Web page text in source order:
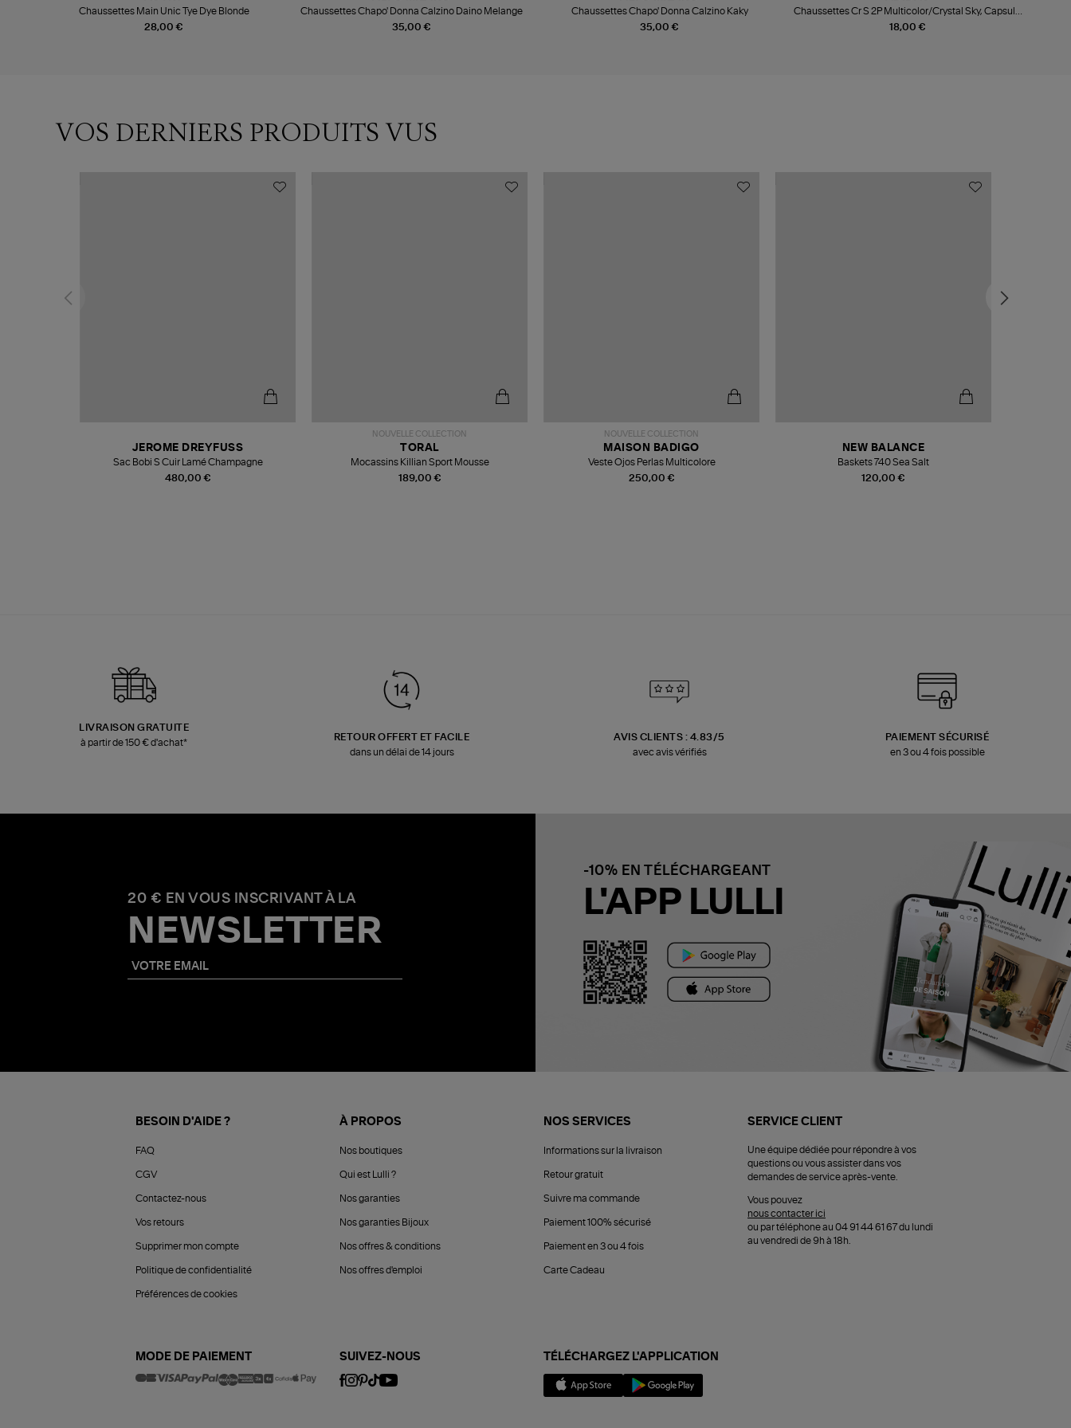
28,00 €
Chaussettes Main Unic Tye Dye Blonde
35,00 €
Chaussettes Chapo' Donna Calzino Daino Melange
35,00 €
Chaussettes Chapo' Donna Calzino Kaky
18,00 €
Chaussettes Cr S 2P Multicolor/Crystal Sky, Capsule
Summer Glow
VOS DERNIERS PRODUITS VUS
480,00 €
JEROME DREYFUSS
Sac Bobi S Cuir Lamé Champagne
NOUVELLE COLLECTION
189,00 €
TORAL
Mocassins Killian Sport Mousse
NOUVELLE COLLECTION
250,00 €
MAISON BADIGO
Veste Ojos Perlas Multicolore
120,00 €
NEW BALANCE
Baskets 740 Sea Salt
LIVRAISON GRATUITE
à partir de 150 € d'achat*
RETOUR OFFERT ET FACILE
dans un délai de 14 jours
AVIS CLIENTS : 4.83/5
avec avis vérifiés
PAIEMENT SÉCURISÉ
en 3 ou 4 fois possible
20 € EN VOUS INSCRIVANT À LA
NEWSLETTER
-10% EN TÉLÉCHARGEANT
L'APP LULLI
BESOIN D'AIDE ?
FAQ
CGV
Contactez-nous
Vos retours
Supprimer mon compte
Politique de confidentialité
Préférences de cookies
À PROPOS
Nos boutiques
Qui est Lulli ?
Nos garanties
Nos garanties Bijoux
Nos offres & conditions
Nos offres d'emploi
NOS SERVICES
Informations sur la livraison
Retour gratuit
Suivre ma commande
Paiement 100% sécurisé
Paiement en 3 ou 4 fois
Carte Cadeau
SERVICE CLIENT
Une équipe dédiée pour répondre à vos
questions ou vous assister dans vos
demandes de service après-vente.
Vous pouvez
nous contacter ici
ou par téléphone au 04 91 44 61 67 du lundi
au vendredi de 9h à 18h.
MODE DE PAIEMENT SUIVEZ-NOUS TÉLÉCHARGEZ L'APPLICATION